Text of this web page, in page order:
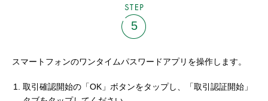
5
スマートフォンのワンタイムパスワードアプリを操作します。
取引確認開始の「OK」ボタンをタップし、「取引認証開始」